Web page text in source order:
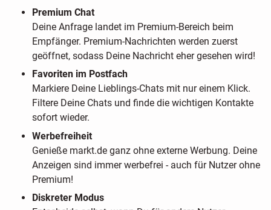
Premium Chat
Deine Anfrage landet im Premium-Bereich beim
Empfänger. Premium-Nachrichten werden zuerst
geöffnet, sodass Deine Nachricht eher gesehen wird!
Favoriten im Postfach
Markiere Deine Lieblings-Chats mit nur einem Klick.
Filtere Deine Chats und finde die wichtigen Kontakte
sofort wieder.
Werbefreiheit
Genieße markt.de ganz ohne externe Werbung. Deine
Anzeigen sind immer werbefrei - auch für Nutzer ohne
Premium!
Diskreter Modus